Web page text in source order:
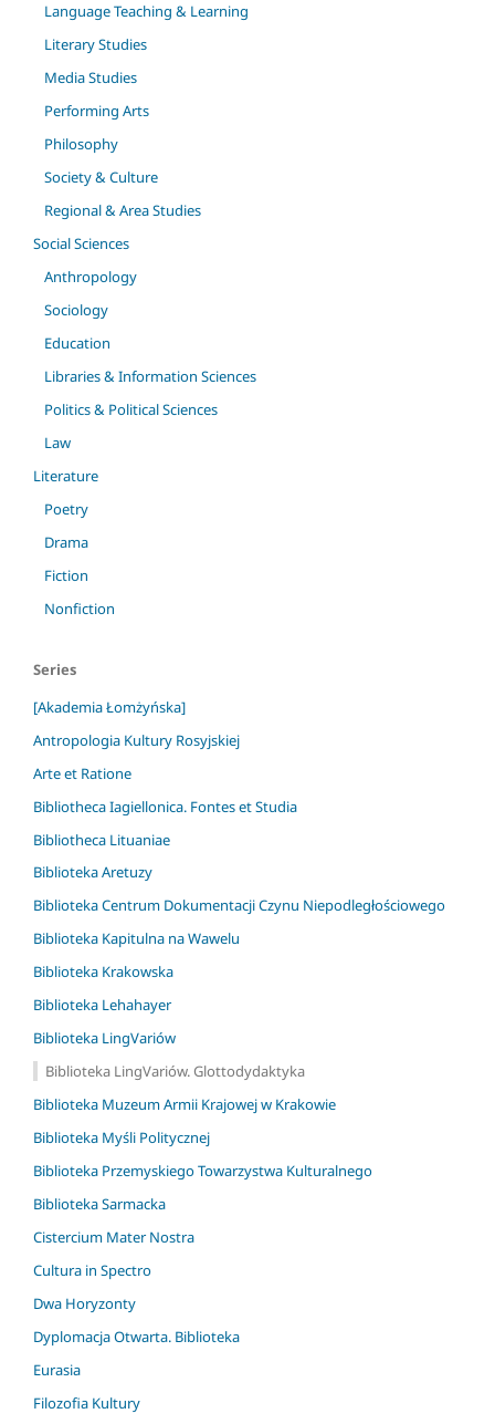
Language Teaching & Learning
Literary Studies
Media Studies
Performing Arts
Philosophy
Society & Culture
Regional & Area Studies
Social Sciences
Anthropology
Sociology
Education
Libraries & Information Sciences
Politics & Political Sciences
Law
Literature
Poetry
Drama
Fiction
Nonfiction
Series
[Akademia Łomżyńska]
Antropologia Kultury Rosyjskiej
Arte et Ratione
Bibliotheca Iagiellonica. Fontes et Studia
Bibliotheca Lituaniae
Biblioteka Aretuzy
Biblioteka Centrum Dokumentacji Czynu Niepodległościowego
Biblioteka Kapitulna na Wawelu
Biblioteka Krakowska
Biblioteka Lehahayer
Biblioteka LingVariów
Biblioteka LingVariów. Glottodydaktyka
Biblioteka Muzeum Armii Krajowej w Krakowie
Biblioteka Myśli Politycznej
Biblioteka Przemyskiego Towarzystwa Kulturalnego
Biblioteka Sarmacka
Cistercium Mater Nostra
Cultura in Spectro
Dwa Horyzonty
Dyplomacja Otwarta. Biblioteka
Eurasia
Filozofia Kultury